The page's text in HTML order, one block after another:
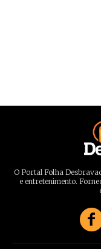
O Portal Folha
e entretenimento.